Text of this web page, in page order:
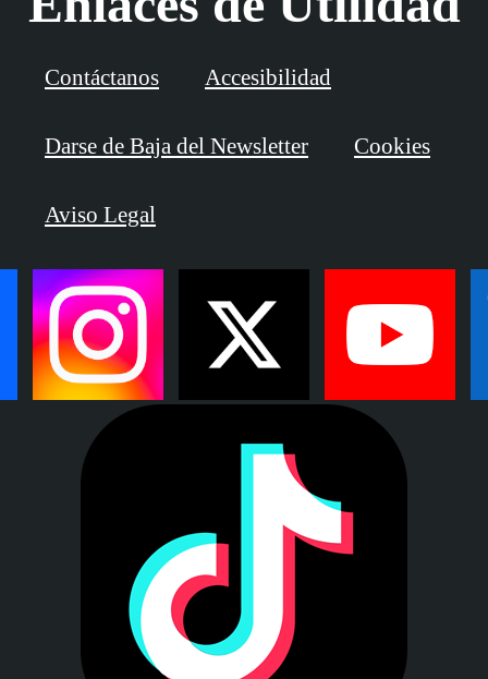
Contáctanos Accesibilidad
Darse de Baja del Newsletter Cookies
Aviso Legal